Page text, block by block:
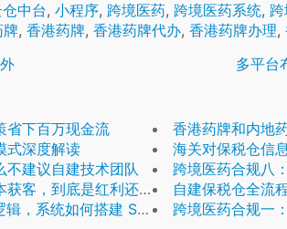
中台, 小程序, 跨境医药, 跨境医药系统,
牌, 香港药牌, 香港药牌代办, 香港药牌办理,
多平台
省下百万现金流
香港药牌和内地
式深度解读
海关对保税仓信息
不建议自建技术团队
跨境医药合规八
到底是红利还是陷阱？
自建保税仓全流程
建 S2B2B2C 全链路合规生态
跨境医药合规一